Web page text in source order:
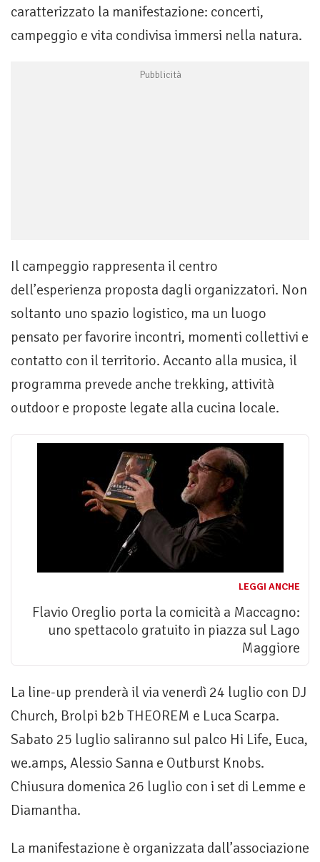
caratterizzato la manifestazione: concerti,
campeggio e vita condivisa immersi nella natura.
Il campeggio rappresenta il centro
dell’esperienza proposta dagli organizzatori. Non
soltanto uno spazio logistico, ma un luogo
pensato per favorire incontri, momenti collettivi e
contatto con il territorio. Accanto alla musica, il
programma prevede anche trekking, attività
outdoor e proposte legate alla cucina locale.
LEGGI ANCHE
Flavio Oreglio porta la comicità a Maccagno:
uno spettacolo gratuito in piazza sul Lago
Maggiore
La line-up prenderà il via venerdì 24 luglio con DJ
Church, Brolpi b2b THEOREM e Luca Scarpa.
Sabato 25 luglio saliranno sul palco Hi Life, Euca,
we.amps, Alessio Sanna e Outburst Knobs.
Chiusura domenica 26 luglio con i set di Lemme e
Diamantha.
La manifestazione è organizzata dall’associazione